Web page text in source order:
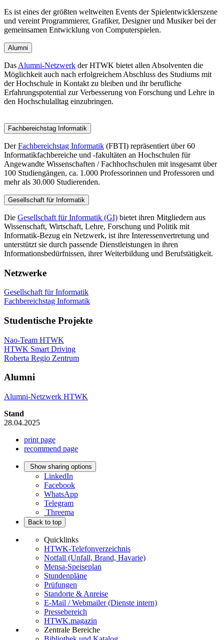
Es ist eines der größten weltweiten Events der Spielentwicklerszene
und vereint Programmierer, Grafiker, Designer und Musiker bei der
gemeinsamen Entwicklung von Computerspielen.
Alumni
Das Alumni-Netzwerk der HTWK bietet allen Absolventen die
Möglichkeit auch nach erfolgreichem Abschluss des Studiums mit
der Hochschule in Kontakt zu bleiben und ihr berufliche
Erfahrungspotential zur Verbesserung von Forschung und Lehre in
den Hochschulalltag einzubringen.
Fachbereichstag Informatik
DerFachbereichstag Informatik (FBTI) repräsentiert über 60
Informatikfachbereiche und -fakultäten an Hochschulen für
Angewandte Wissenschaften / Fachhochschulen mit insgesamt über
100 Studiengängen, ca. 1.000 Professorinnen und Professoren und
mehr als 30.000 Studierenden.
Gesellschaft für Informatik
Die Gesellschaft für Informatik (GI) bietet ihren Mitgliedern aus
Wissenschaft, Wirtschaft, Lehre, Forschung und Politik mit
Informatik-Bezug ein Netzwerk, ist ihre Interessenvertretung und
unterstützt sie durch passende Dienstleistungen in ihren
Informationsbedürfnissen, ihrer Weiterbildung und Berufstätigkeit.
Netzwerke
Gesellschaft für Informatik
Fachbereichstag Informatik
Studentische Projekte
Nao-Team HTWK
HTWK Smart Driving
Roberta Regio Zentrum
Alumni
Alumni-Netzwerk HTWK
Stand
28.04.2025
print page
recommend page
Show sharing options
LinkedIn
Facebook
WhatsApp
Telegram
Threema
Back to top
Quicklinks
HTWK-Telefonverzeichnis
Notfall (Unfall, Brand, Havarie)
Mensa-Speiseplan
Stundenpläne
Prüfungen
Standorte & Anreise
E-Mail / Webmailer (Dienste intern)
Pressebereich
HTWK.magazin
Zentrale Bereiche